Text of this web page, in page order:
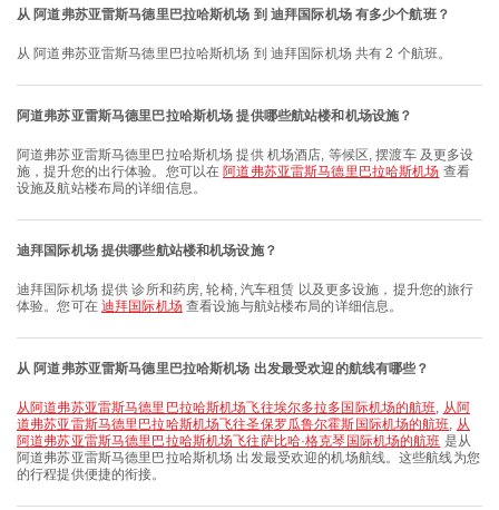
从 阿道弗苏亚雷斯马德里巴拉哈斯机场 到 迪拜国际机场 有多少个航班？
从 阿道弗苏亚雷斯马德里巴拉哈斯机场 到 迪拜国际机场 共有 2 个航班。
阿道弗苏亚雷斯马德里巴拉哈斯机场 提供哪些航站楼和机场设施？
阿道弗苏亚雷斯马德里巴拉哈斯机场 提供 机场酒店, 等候区, 摆渡车 及更多设
施，提升您的出行体验。您可以在 阿道弗苏亚雷斯马德里巴拉哈斯机场 查看
设施及航站楼布局的详细信息。
迪拜国际机场 提供哪些航站楼和机场设施？
迪拜国际机场 提供 诊所和药房, 轮椅, 汽车租赁 以及更多设施，提升您的旅行
体验。您可在 迪拜国际机场查看设施与航站楼布局的详细信息。
从 阿道弗苏亚雷斯马德里巴拉哈斯机场 出发最受欢迎的航线有哪些？
从阿道弗苏亚雷斯马德里巴拉哈斯机场飞往埃尔多拉多国际机场的航班, 从阿
道弗苏亚雷斯马德里巴拉哈斯机场飞往圣保罗瓜鲁尔霍斯国际机场的航班, 从
阿道弗苏亚雷斯马德里巴拉哈斯机场飞往萨比哈·格克琴国际机场的航班 是从
阿道弗苏亚雷斯马德里巴拉哈斯机场 出发最受欢迎的机场航线。这些航线为您
的行程提供便捷的衔接。